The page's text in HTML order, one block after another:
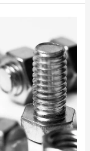
استاندارد
سالیدورک
–
سفارشی
سازی
تولباکس-